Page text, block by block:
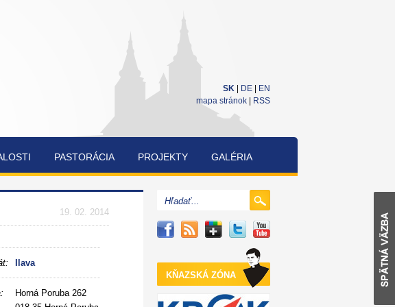
SK DE
EN
mapa stránok
RSS
PASTORÁCIA PROJEKTY GALÉRIA
SYNODA
CUKRÁRENSKÁ
SÚŤAŽ
KŇAZSKÁ ZÓNA
19. 02. 2014
Ilava
Horná Poruba 262